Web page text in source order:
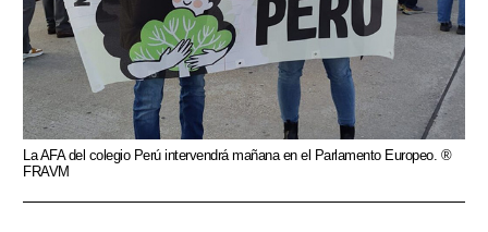
La AFA del colegio Perú intervendrá mañana en el Parlamento Europeo. ®
FRAVM